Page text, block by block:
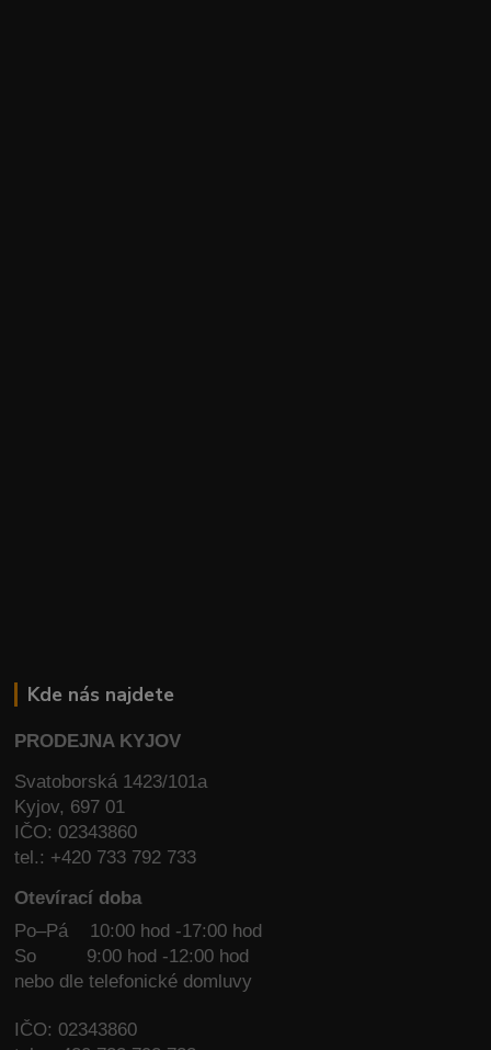
Kde nás najdete
PRODEJNA KYJOV
Svatoborská 1423/101a
Kyjov, 697 01
IČO: 02343860
tel.: +420 733 792 733
Otevírací doba
Po–Pá 10:00 hod -17:00 hod
So
9:00 hod -12:00 hod
nebo dle telefonické domluvy
IČO: 02343860